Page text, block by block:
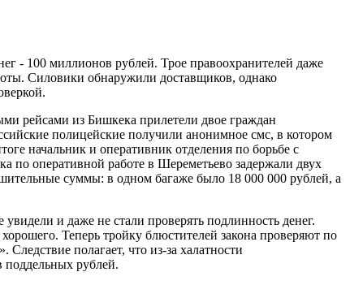
- 100 миллионов рублей. Трое правоохранителей даже
Силовики обнаружили доставщиков, однако
рейсами из Бишкека прилетели двое граждан
полицейские получили анонимное смс, в котором
начальник и оперативник отделения по борьбе с
по оперативной работе в Шереметьево задержали двух
суммы: в одном багаже было 18 000 000 рублей, а
и даже не стали проверять подлинность денег.
Теперь тройку блюстителей закона проверяют по
полагает, что из-за халатности
поддельных рублей.